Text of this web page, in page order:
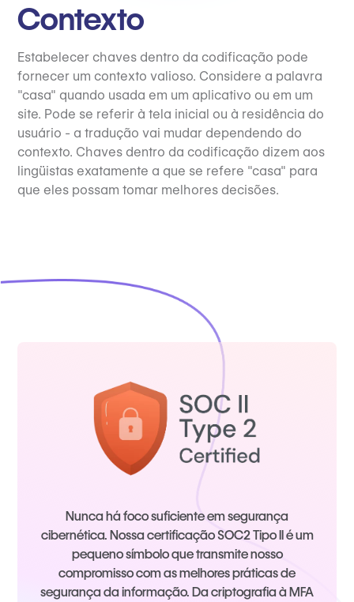
Contexto
Estabelecer chaves dentro da codificação pode
fornecer um contexto valioso. Considere a palavra
"casa" quando usada em um aplicativo ou em um
site. Pode se referir à tela inicial ou à residência do
usuário - a tradução vai mudar dependendo do
contexto. Chaves dentro da codificação dizem aos
lingüistas exatamente a que se refere "casa" para
que eles possam tomar melhores decisões.
Nunca há foco suficiente em segurança
cibernética. Nossa certificação SOC2 Tipo II é um
pequeno símbolo que transmite nosso
compromisso com as melhores práticas de
segurança da informação. Da criptografia à MFA